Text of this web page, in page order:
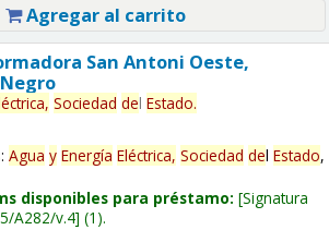
Agregar al carrito
San Antoni Oeste,
Sociedad del Estado.
Agua y Energía Eléctrica, Sociedad del Estado,
disponibles para préstamo: Signatura
A282/v.4 (1).